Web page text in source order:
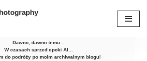
Dawno, dawno temu…
W czasach sprzed epoki AI…
do podróży po moim archiwalnym blogu!